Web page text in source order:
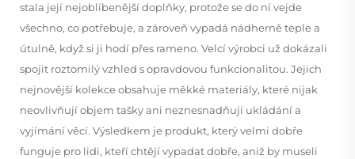
stala její nejoblíbenější doplňky, protože se do ní vejde
všechno, co potřebuje, a zároveň vypadá nádherně teple a
útulně, když si ji hodí přes rameno. Velcí výrobci už dokázali
spojit roztomilý vzhled s opravdovou funkcionalitou. Jejich
nejnovější kolekce obsahuje měkké materiály, které nijak
neovlivňují objem tašky ani neznesnadňují ukládání a
vyjímání věcí. Výsledkem je produkt, který velmi dobře
funguje pro lidi, kteří chtějí vypadat dobře, aniž by museli